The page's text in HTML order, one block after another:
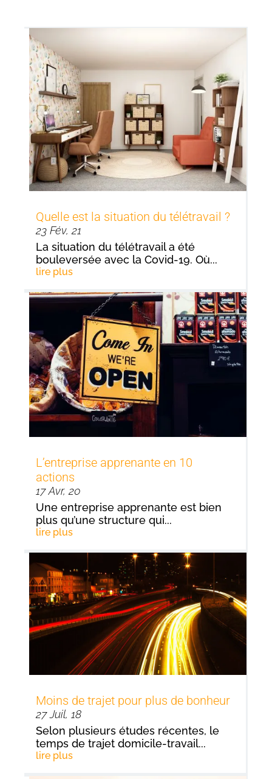
Quelle est la situation du télétravail ?
23 Fév, 21
La situation du télétravail a été
bouleversée avec la Covid-19. Où...
lire plus
L’entreprise apprenante en 10
actions
17 Avr, 20
Une entreprise apprenante est bien
plus qu’une structure qui...
lire plus
Moins de trajet pour plus de bonheur
27 Juil, 18
Selon plusieurs études récentes, le
temps de trajet domicile-travail...
lire plus